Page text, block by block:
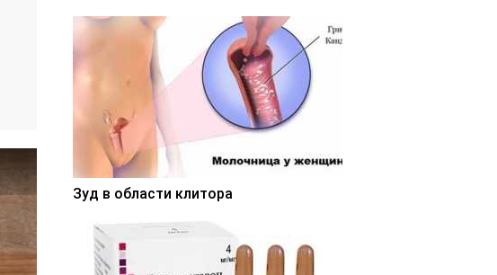
Зуд в области клитора